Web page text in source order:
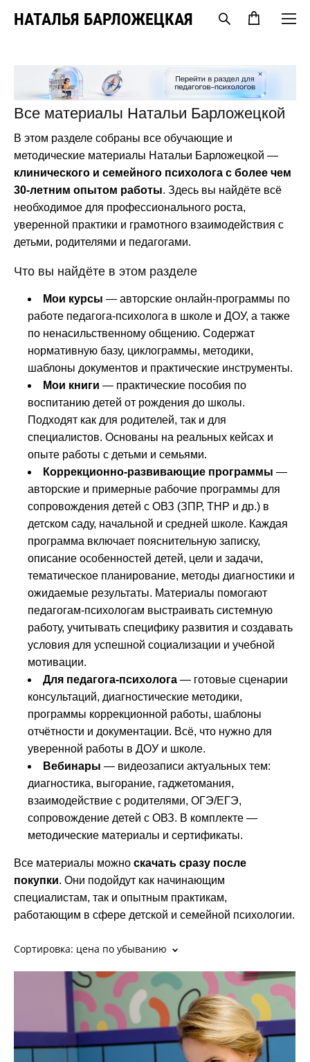
НАТАЛЬЯ БАРЛОЖЕЦКАЯ
Все материалы Натальи Барложецкой
В этом разделе собраны все обучающие и
методические материалы Натальи Барложецкой —
клинического и семейного психолога с более чем
30-летним опытом работы. Здесь вы найдёте всё
необходимое для профессионального роста,
уверенной практики и грамотного взаимодействия с
детьми, родителями и педагогами.
Что вы найдёте в этом разделе
Мои курсы — авторские онлайн-программы по
работе педагога-психолога в школе и ДОУ, а также
по ненасильственному общению. Содержат
нормативную базу, циклограммы, методики,
шаблоны документов и практические инструменты.
Мои книги — практические пособия по
воспитанию детей от рождения до школы.
Подходят как для родителей, так и для
специалистов. Основаны на реальных кейсах и
опыте работы с детьми и семьями.
Коррекционно-развивающие программы —
авторские и примерные рабочие программы для
сопровождения детей с ОВЗ (ЗПР, ТНР и др.) в
детском саду, начальной и средней школе. Каждая
программа включает пояснительную записку,
описание особенностей детей, цели и задачи,
тематическое планирование, методы диагностики и
ожидаемые результаты. Материалы помогают
педагогам-психологам выстраивать системную
работу, учитывать специфику развития и создавать
условия для успешной социализации и учебной
мотивации.
Для педагога-психолога— готовые сценарии
консультаций, диагностические методики,
программы коррекционной работы, шаблоны
отчётности и документации. Всё, что нужно для
уверенной работы в ДОУ и школе.
Вебинары — видеозаписи актуальных тем:
диагностика, выгорание, гаджетомания,
взаимодействие с родителями, ОГЭ/ЕГЭ,
сопровождение детей с ОВЗ. В комплекте —
методические материалы и сертификаты.
Все материалы можно скачать сразу после
покупки. Они подойдут как начинающим
специалистам, так и опытным практикам,
работающим в сфере детской и семейной психологии.
Сортировка: цена по убыванию